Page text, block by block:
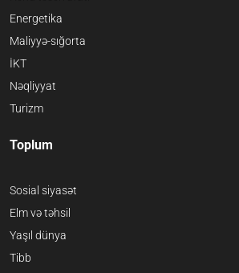
Energetika
Maliyyə-sığorta
İKT
Nəqliyyat
Turizm
Toplum
Sosial siyasət
Elm və təhsil
Yaşıl dünya
Tibb